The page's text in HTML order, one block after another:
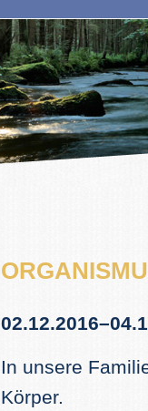
In unsere
Körper.